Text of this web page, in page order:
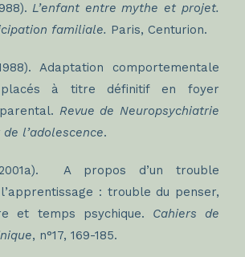
L’enfant entre mythe et projet.
familiale. Paris, Centurion.
Adaptation comportementale
à titre définitif en foyer
Revue de Neuropsychiatrie
l’adolescence.
A propos d’un trouble
: trouble du penser,
et temps psychique. Cahiers de
, n°17, 169-185.